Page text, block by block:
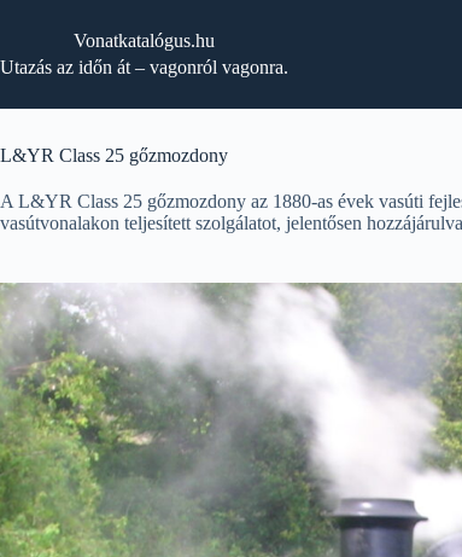
Vonatkatalógus.hu
Utazás az időn át – vagonról vagonra.
L&YR Class 25 gőzmozdony
A L&YR Class 25 gőzmozdony az 1880-as évek vasúti
vasútvonalakon teljesített szolgálatot, jelentősen